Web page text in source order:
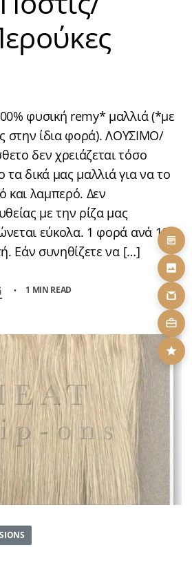
φυσική remy* μαλλιά (*με
στην ίδια φορά). ΛΟΥΣΙΜΟ/
δεν χρειάζεται τόσο
δικά μας μαλλιά για να το
και λαμπερό. Δεν
με την ρίζα μας
εύκολα. 1 φορά ανά 10
Εάν συνηθίζετε να […]
1 MIN READ